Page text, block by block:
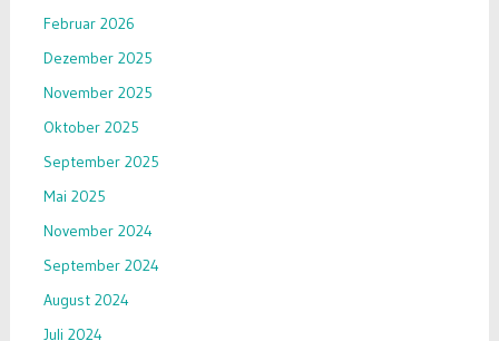
Februar 2026
Dezember 2025
November 2025
Oktober 2025
September 2025
Mai 2025
November 2024
September 2024
August 2024
Juli 2024